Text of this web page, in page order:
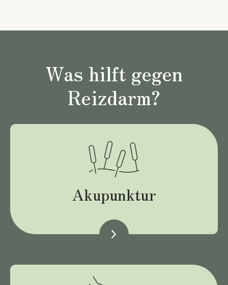
Was hilft gegen
Reizdarm?
Akupunktur